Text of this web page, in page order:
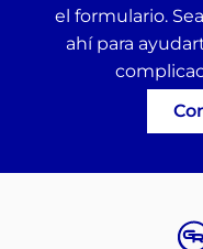
el formulario.
ahí para